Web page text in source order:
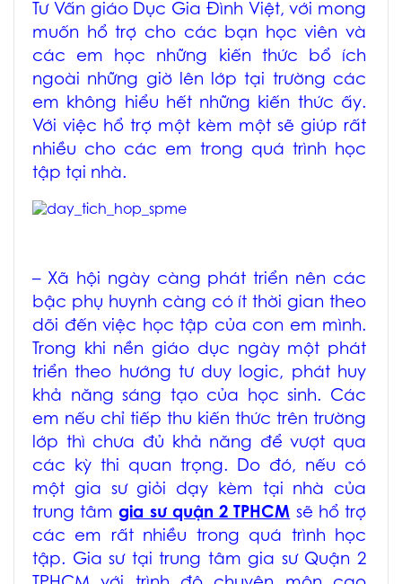
Tư Vấn giáo Dục Gia Đình Việt, với mong
muốn hổ trợ cho các bạn học viên và
các em học những kiến thức bổ ích
ngoài những giờ lên lớp tại trường các
em không hiểu hết những kiến thức ấy.
Với việc hổ trợ một kèm một sẽ giúp rất
nhiều cho các em trong quá trình học
tập tại nhà.
– Xã hội ngày càng phát triển nên các
bậc phụ huynh càng có ít thời gian theo
dõi đến việc học tập của con em mình.
Trong khi nền giáo dục ngày một phát
triển theo hướng tư duy logic, phát huy
khả năng sáng tạo của học sinh. Các
em nếu chỉ tiếp thu kiến thức trên trường
lớp thì chưa đủ khả năng để vượt qua
các kỳ thi quan trọng. Do đó, nếu có
một gia sư giỏi dạy kèm tại nhà của
trung tâmgia sư quận 2 TPHCM sẽ hổ trợ
các em rất nhiều trong quá trình học
tập. Gia sư tại trung tâm gia sư Quận 2